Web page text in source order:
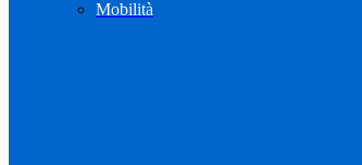
Mobilità